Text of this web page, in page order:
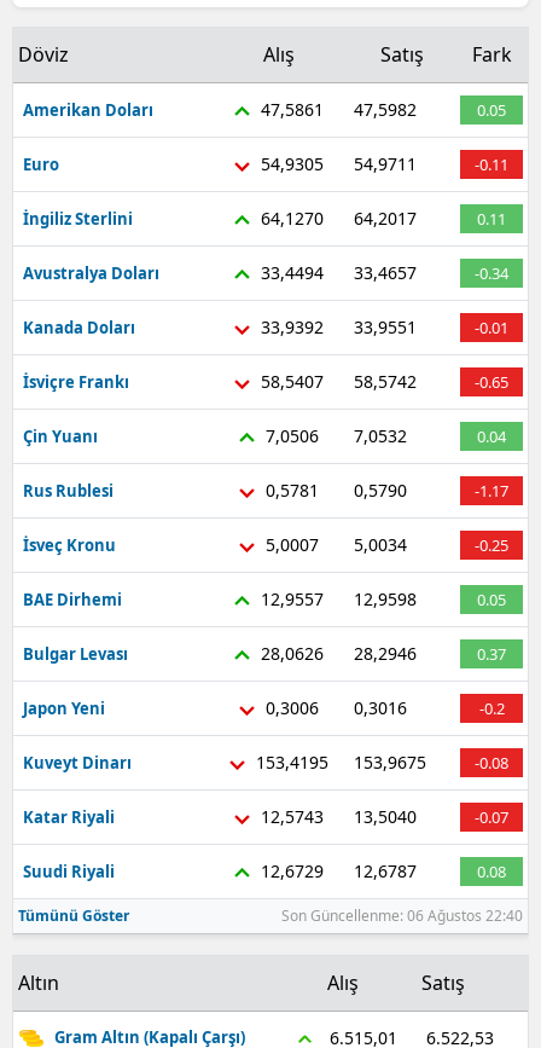
Döviz Alış Satış Fark
Amerikan Doları 47,5861 47,5982 0.05
Euro 54,9305 54,9711 -0.11
İngiliz Sterlini 64,1270 64,2017 0.11
Avustralya Doları 33,4494 33,4657 -0.34
Kanada Doları 33,9392 33,9551 -0.01
İsviçre Frankı 58,5407 58,5742 -0.65
Çin Yuanı 7,0506 7,0532 0.04
Rus Rublesi 0,5781 0,5790 -1.17
İsveç Kronu 5,0007 5,0034 -0.25
BAE Dirhemi 12,9557 12,9598 0.05
Bulgar Levası 28,0626 28,2946 0.37
Japon Yeni 0,3006 0,3016 -0.2
Kuveyt Dinarı 153,4195 153,9675 -0.08
Katar Riyali 12,5743 13,5040 -0.07
Suudi Riyali 12,6729 12,6787 0.08
Tümünü Göster Son Güncellenme: 06 Ağustos 22:40
Altın Alış Satış
Gram Altın (Kapalı Çarşı) 6.515,01 6.522,53